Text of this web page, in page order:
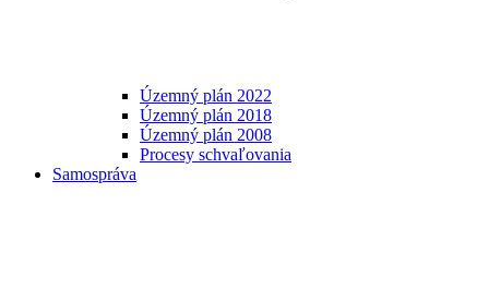
Územný plán 2022
Územný plán 2018
Územný plán 2008
Procesy schvaľovania
Samospráva